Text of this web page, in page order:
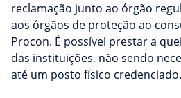
reclamação junto ao órgão
aos órgãos de proteção ao
Procon. É possível prestar a
das instituições, não sendo
até um posto físico credenciado.